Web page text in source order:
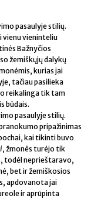
pasaulyje stilių.
vienu vieninteliu
Bažnyčios
žemiškųjų dalykų
kurias jai
tačiau pasilieka
reikalinga tik tam
būdais.
pasaulyje stilių.
pripažinimas
kai tikinti buvo
, žmonės turėjo tik
todėl neprieštaravo,
bet ir žemiškosios
apdovanota jai
ir aprūpinta